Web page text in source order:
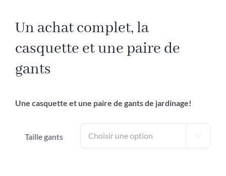
Un achat complet, la
casquette et une paire de
gants
Une casquette et une paire de gants de jardinage!
Taille gants 